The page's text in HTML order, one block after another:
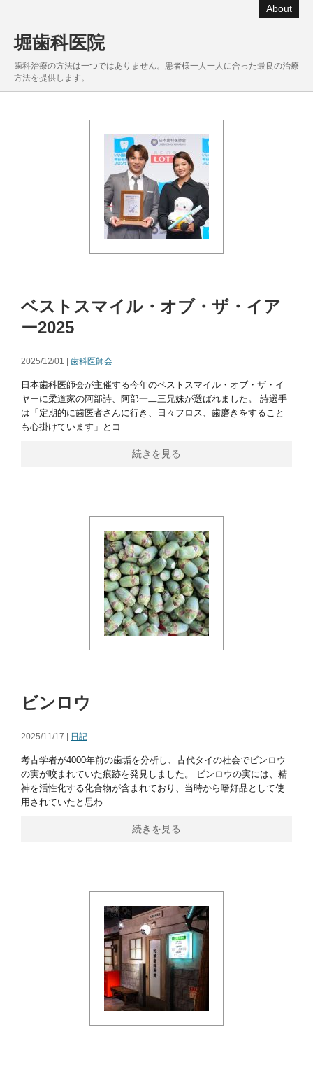
About
堀歯科医院
歯科治療の方法は一つではありません。患者様一人一人に合った最良の治療
方法を提供します。
ベストスマイル・オブ・ザ・イア
ー2025
2025/12/01 | 歯科医師会
日本歯科医師会が主催する今年のベストスマイル・オブ・ザ・イ
ヤーに柔道家の阿部詩、阿部一二三兄妹が選ばれました。 詩選手
は「定期的に歯医者さんに行き、日々フロス、歯磨きをすること
も心掛けています」とコ
続きを見る
ビンロウ
2025/11/17 | 日記
考古学者が4000年前の歯垢を分析し、古代タイの社会でビンロウ
の実が咬まれていた痕跡を発見しました。 ビンロウの実には、精
神を活性化する化合物が含まれており、当時から嗜好品として使
用されていたと思わ
続きを見る